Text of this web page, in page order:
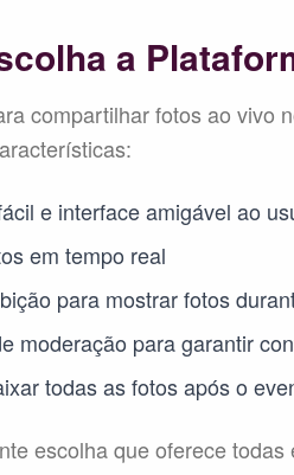
a
compartilhar fotos ao vivo
e interface amigável ao
em tempo real
para mostrar fotos
moderação para garantir
todas as fotos após o
escolha que oferece